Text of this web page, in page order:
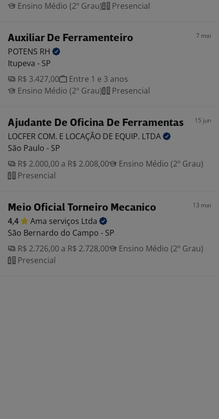
Ensino Médio (2º Grau)
Presencial
Auxiliar De Ferramenteiro 7 mai
POTENS RH
Itupeva - SP
R$ 3.427,00
Entre 1 e 3 anos
Ensino Médio (2º Grau)
Presencial
Ajudante De Oficina De Ferramentas 15 jun
LOCFER COM. E LOCAÇÃO DE EQUIP. LTDA
São Paulo - SP
R$ 2.000,00 a R$ 2.008,00
Ensino Médio (2º Grau)
Presencial
Meio Oficial Torneiro Mecanico 13 mai
4,4 Ama serviços Ltda
São Bernardo do Campo - SP
R$ 2.726,00 a R$ 2.728,00
Ensino Médio (2º Grau)
Presencial